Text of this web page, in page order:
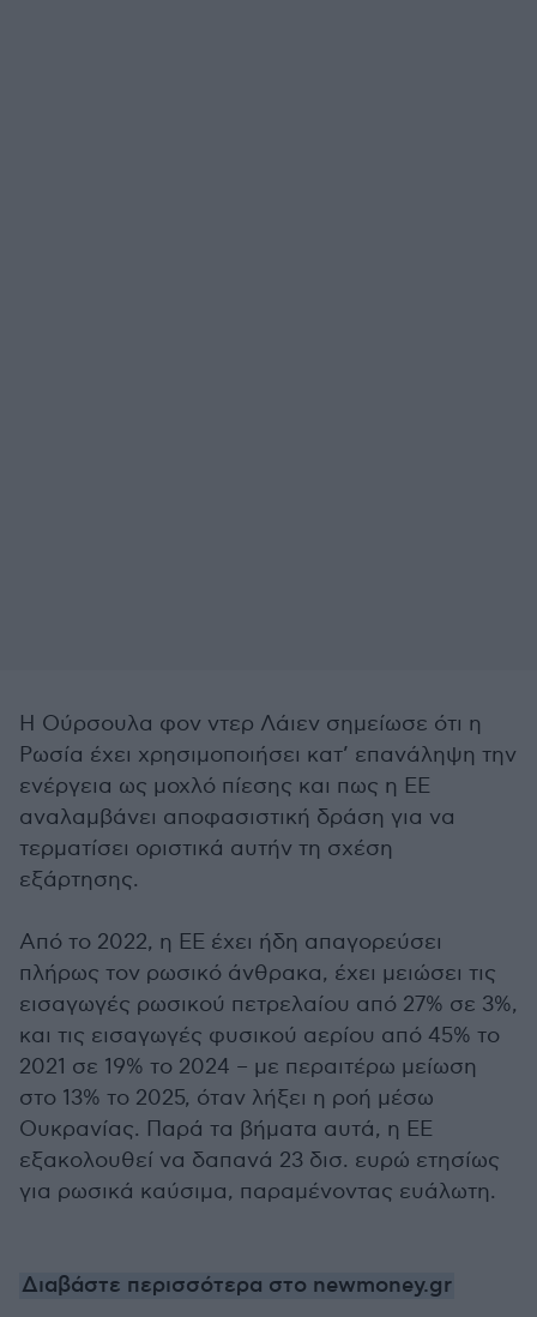
Η Ούρσουλα φον ντερ Λάιεν σημείωσε ότι η
Ρωσία έχει χρησιμοποιήσει κατ’ επανάληψη την
ενέργεια ως μοχλό πίεσης και πως η ΕΕ
αναλαμβάνει αποφασιστική δράση για να
τερματίσει οριστικά αυτήν τη σχέση
εξάρτησης.
Από το 2022, η ΕΕ έχει ήδη απαγορεύσει
πλήρως τον ρωσικό άνθρακα, έχει μειώσει τις
εισαγωγές ρωσικού πετρελαίου από 27% σε 3%,
και τις εισαγωγές φυσικού αερίου από 45% το
2021 σε 19% το 2024 – με περαιτέρω μείωση
στο 13% το 2025, όταν λήξει η ροή μέσω
Ουκρανίας. Παρά τα βήματα αυτά, η ΕΕ
εξακολουθεί να δαπανά 23 δισ. ευρώ ετησίως
για ρωσικά καύσιμα, παραμένοντας ευάλωτη.
Διαβάστε περισσότερα στο newmoney.gr